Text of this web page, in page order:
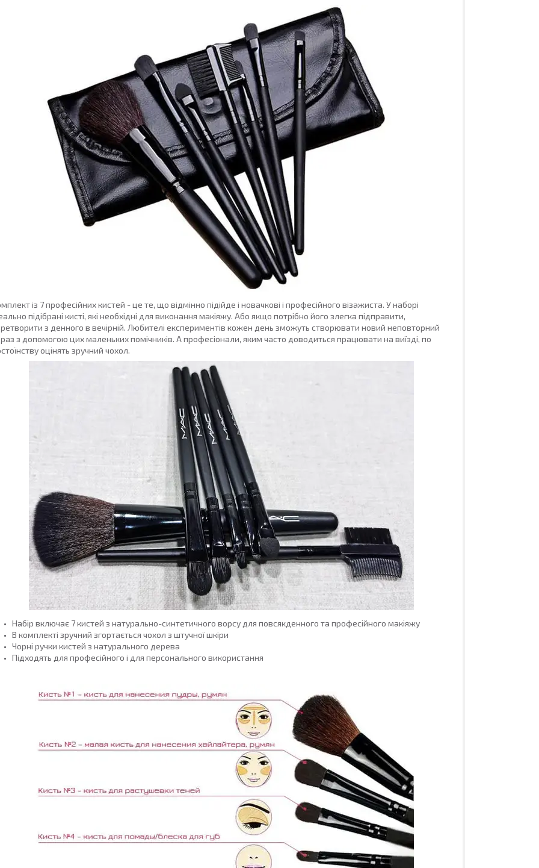
із 7 професійних кистей - це те, що відмінно підійде і новачкові і професійного візажиста. У наборі
підібрані кисті, які необхідні для виконання макіяжу. Або якщо потрібно його злегка підправити,
з денного в вечірній. Любителі експериментів кожен день зможуть створювати новий неповторний
з допомогою цих маленьких помічників. А професіонали, яким часто доводиться працювати на виїзді, по
оцінять зручний чохол.
Набір включає 7 кистей з натурально-синтетичного ворсу для повсякденного та професійного макіяжу
В комплекті зручний згортається чохол з штучної шкіри
Чорні ручки кистей з натурального дерева
Підходять для професійного і для персонального використання